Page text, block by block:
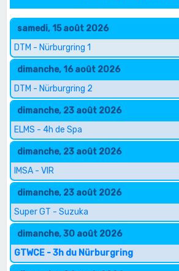
samedi, 15 août 2026
DTM - Nürburgring 1
dimanche, 16 août 2026
DTM - Nürburgring 2
dimanche, 23 août 2026
ELMS - 4h de Spa
dimanche, 23 août 2026
IMSA - VIR
dimanche, 23 août 2026
Super GT - Suzuka
dimanche, 30 août 2026
GTWCE - 3h du Nürburgring